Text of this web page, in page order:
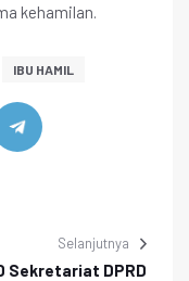
kehamilan.
IBU HAMIL
Selanjutnya
Sekretariat DPRD